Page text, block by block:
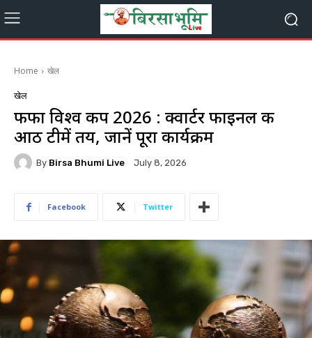
Home खेल
खेल
फीफा विश्व कप 2026 : क्वार्टर फाइनल की
आठ टीमें तय, जानें पूरा कार्यक्रम
By Birsa Bhumi Live July 8, 2026
Facebook Twitter